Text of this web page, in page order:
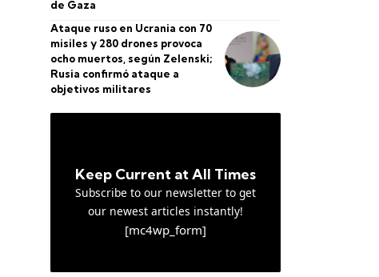
de Gaza
Ataque ruso en Ucrania con 70
misiles y 280 drones provoca
ocho muertos, según Zelenski;
Rusia confirmó ataque a
objetivos militares
Keep Current at All Times
Subscribe to our newsletter to get
our newest articles instantly!
[mc4wp_form]